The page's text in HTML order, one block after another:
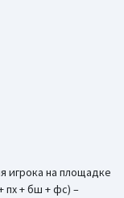
игрока на площадке
пх + бш + фс) –